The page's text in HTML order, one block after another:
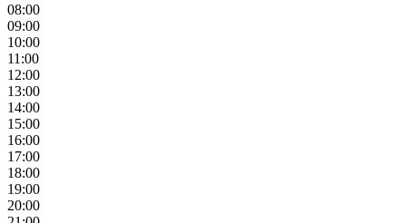
08:00
09:00
10:00
11:00
12:00
13:00
14:00
15:00
16:00
17:00
18:00
19:00
20:00